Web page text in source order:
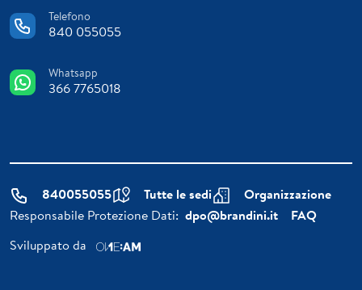
Telefono
840 055055
Whatsapp
366 7765018
840055055 Tutte le sedi
Organizzazione
Responsabile Protezione Dati: dpo@brandini.it
FAQ
Sviluppato da